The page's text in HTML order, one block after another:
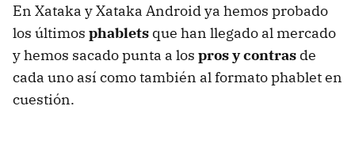
En Xataka y Xataka Android ya hemos probado
los últimos phablets que han llegado al mercado
y hemos sacado punta a los pros y contras de
cada uno así como también al formato phablet en
cuestión.